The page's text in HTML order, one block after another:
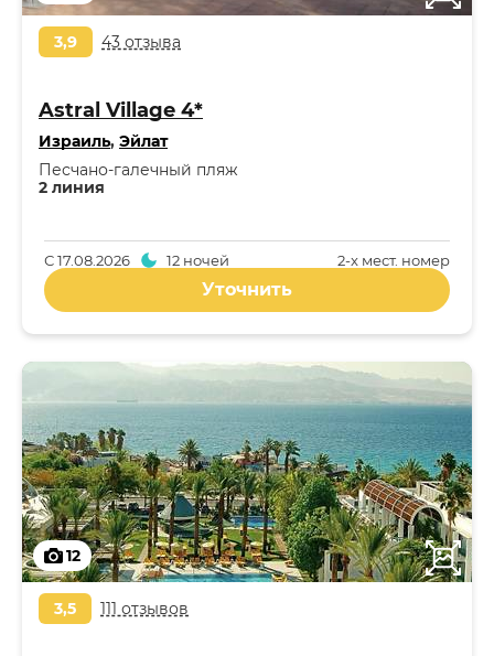
3,9 43 отзыва
Astral Village 4*
Израиль, Эйлат
2 линия
Песчано-галечный пляж
2-x мест. номер
С17.08.2026 12 ночей
Уточнить
12
3,5 111 отзывов